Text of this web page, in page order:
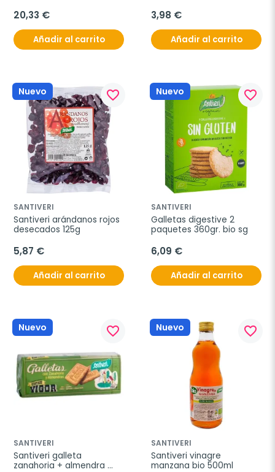
20,33 €
Añadir al carrito
3,98 €
Añadir al carrito
Nuevo favorite_border
SANTIVERI
Santiveri arándanos rojos
desecados 125g
5,87 €
Añadir al carrito
Nuevo favorite_border
SANTIVERI
Galletas digestive 2
paquetes 360gr. bio sg
6,09 €
Añadir al carrito
Nuevo favorite_border
SANTIVERI
Santiveri galleta
zanahoria + almendra
Nuevo favorite_border
SANTIVERI
Santiveri vinagre
manzana bio 500ml